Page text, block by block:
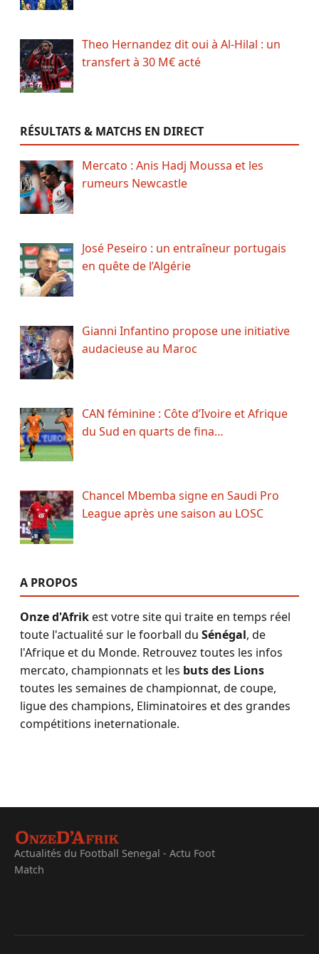
Theo Hernandez dit oui à Al-Hilal : un
transfert à 30 M€ acté
RÉSULTATS & MATCHS EN DIRECT
Mercato : Anis Hadj Moussa et les
rumeurs Newcastle
José Peseiro : un entraîneur portugais
en quête de l’Algérie
Gianni Infantino propose une initiative
audacieuse au Maroc
CAN féminine : Côte d’Ivoire et Afrique
du Sud en quarts de fina…
Chancel Mbemba signe en Saudi Pro
League après une saison au LOSC
A PROPOS
Onze d'Afrikest votre site qui traite en temps réel
toute l'actualité sur le foorball du Sénégal, de
l'Afrique et du Monde. Retrouvez toutes les infos
mercato, championnats et les buts des Lions
toutes les semaines de championnat, de coupe,
ligue des champions, Eliminatoires et des grandes
compétitions ineternationale.
Actualités du Football Senegal - Actu Foot
Match